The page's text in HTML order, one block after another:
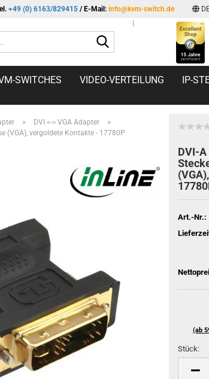
+49 (0) 6163/829415 / E-Mail: info@kvm-switch.de
SWITCHES VIDEO-VERTEILUNG IP-
» DVI <-> VGA Adapter »
(VGA), vergoldete Kontakte - 17780P
DVI-
Art.-Nr.:
(ab
Stück:
Stück